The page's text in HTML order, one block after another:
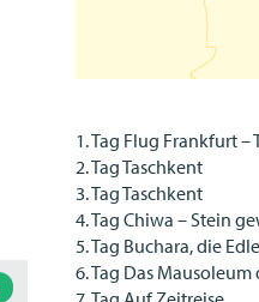
1. Tag Flug Frankfurt –
2. Tag Taschkent
3. Tag Taschkent
4. Tag Chiwa – Stein
5. Tag Buchara, die Edle
6. Tag Das